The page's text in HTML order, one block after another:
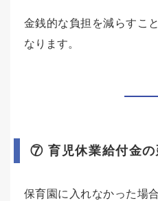
金銭的な負担を減らすこ
なります。
⑦ 育児休業給付金の
保育園に入れなかった場